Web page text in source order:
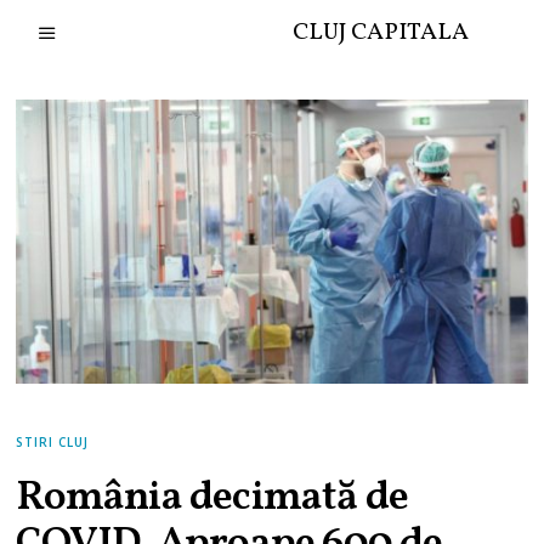
CLUJ CAPITALA
STIRI CLUJ
România decimată de